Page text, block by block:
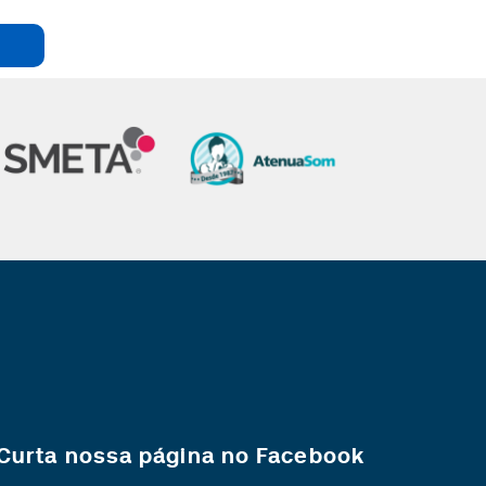
nossa página no Facebook